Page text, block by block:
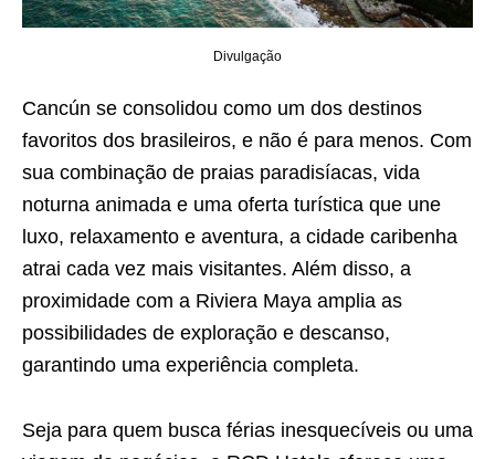
Divulgação
Cancún se consolidou como um dos destinos
favoritos dos brasileiros, e não é para menos. Com
sua combinação de praias paradisíacas, vida
noturna animada e uma oferta turística que une
luxo, relaxamento e aventura, a cidade caribenha
atrai cada vez mais visitantes. Além disso, a
proximidade com a Riviera Maya amplia as
possibilidades de exploração e descanso,
garantindo uma experiência completa.
Seja para quem busca férias inesquecíveis ou uma